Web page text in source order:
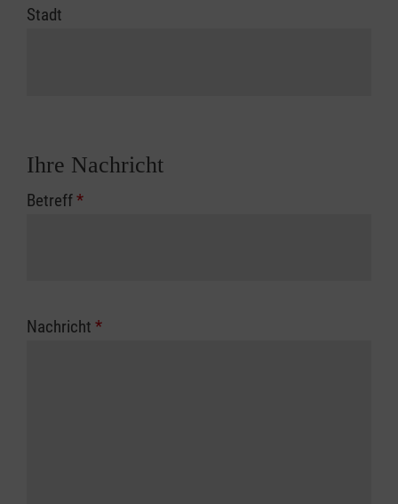
Stadt
Ihre Nachricht
Betreff*
Nachricht *